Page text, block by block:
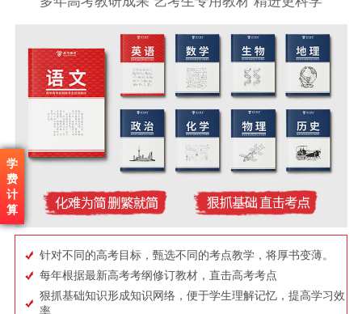
针对不同的高考目标，甄选不同的考点教学，将厚书变薄。
每年根据最新高考考纲修订教材，直击高考考点
狠抓基础知识形成知识网络，便于学生理解记忆，提高学习效
率
学
费
计
算